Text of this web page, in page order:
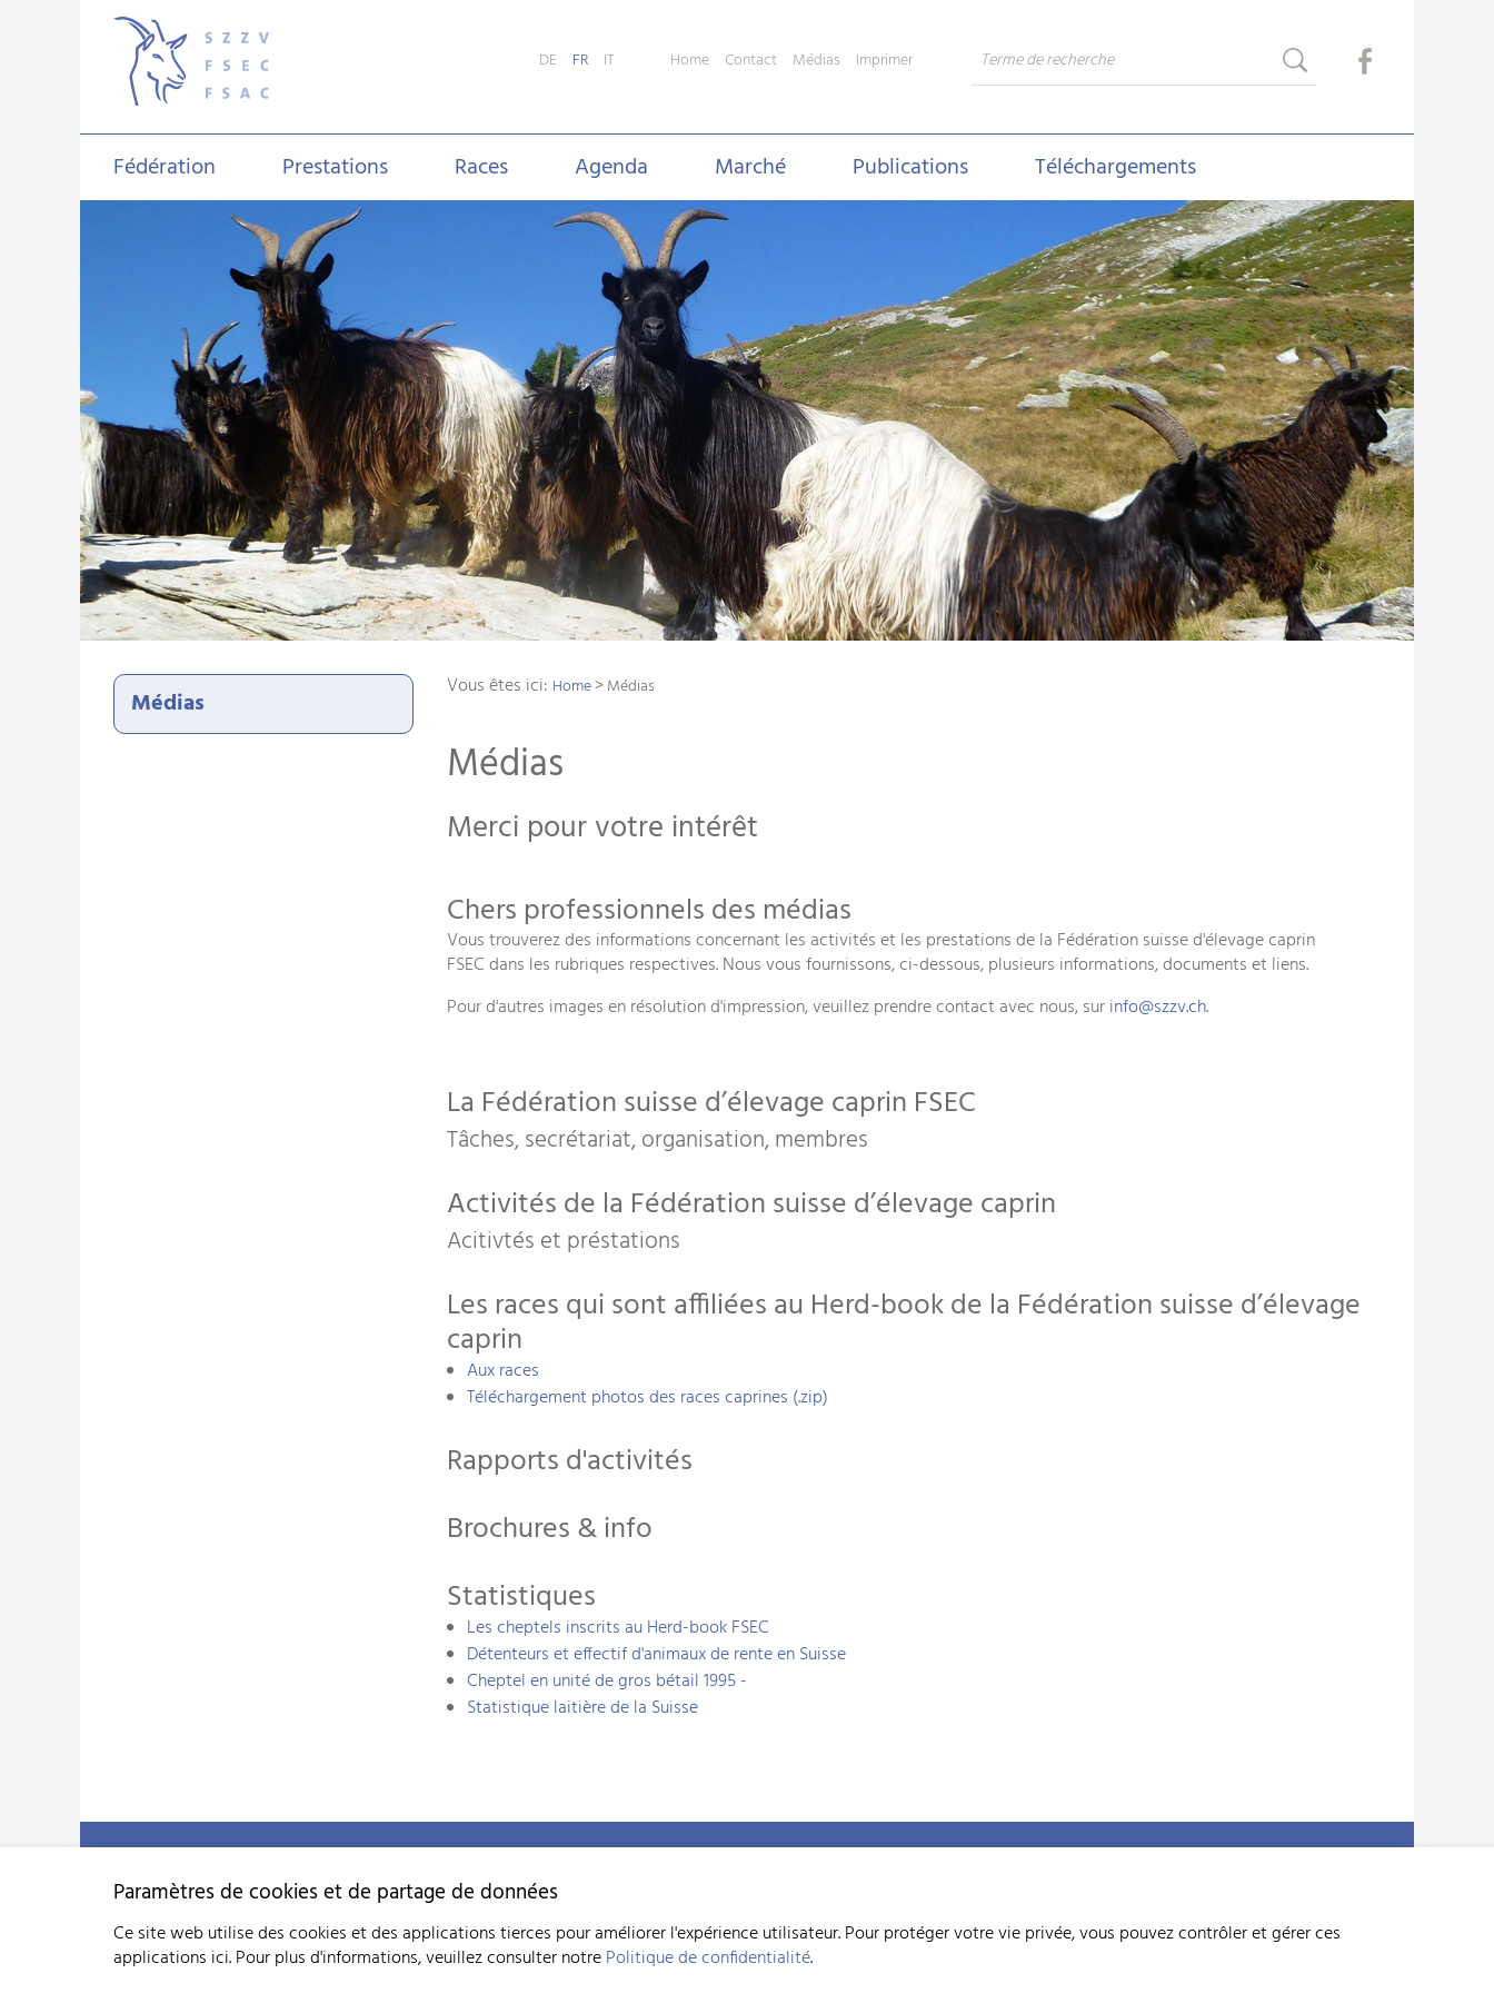
DE FR IT Home Contact Médias Imprimer
Fédération Prestations Races Agenda Marché Publications Téléchargements
Médias Vous êtes ici: Home>Médias
Médias
Merci pour votre intérêt
Chers professionnels des médias
Vous trouverez des informations concernant les activités et les prestations de la Fédération suisse d'élevage caprin
FSEC dans les rubriques respectives. Nous vous fournissons, ci-dessous, plusieurs informations, documents et liens.
Pour d'autres images en résolution d'impression, veuillez prendre contact avec nous, surinfo szzv.ch.
La Fédération suisse d’élevage caprin FSEC
Tâches, secrétariat, organisation, membres
Activités de la Fédération suisse d’élevage caprin
Acitivtés et préstations
Les races qui sont affiliées au Herd-book de la Fédération suisse d’élevage
caprin
Aux races
Téléchargement photos des races caprines (.zip)
Rapports d'activités
Brochures & info
Statistiques
Les cheptels inscrits au Herd-book FSEC
Détenteurs et effectif d'animaux de rente en Suisse
Cheptel en unité de gros bétail 1995 -
Statistique laitière de la Suisse
Fédération suisse d'élevage caprin (FSEC)
Schützenstrasse 10 - 3052 Zollikofen BE - Tél:
+41 31 388 61 11
« Aux heures d'ouvertures »
Plan du site
Adresse bibliographique
Paramètres des cookies
Paramètres de cookies et de partage de données
Ce site web utilise des cookies et des applications tierces pour améliorer l'expérience utilisateur. Pour protéger votre vie privée, vous pouvez contrôler et gérer ces
applications ici.Pour plus d'informations, veuillez consulter notrePolitique de confidentialité.